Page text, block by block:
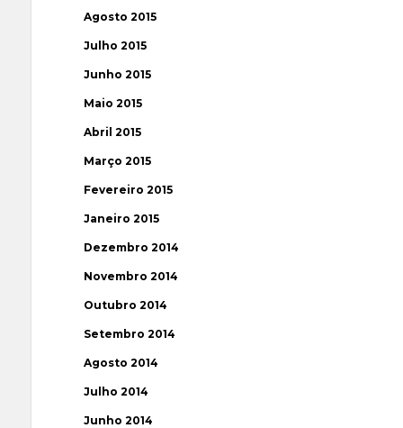
Agosto 2015
Julho 2015
Junho 2015
Maio 2015
Abril 2015
Março 2015
Fevereiro 2015
Janeiro 2015
Dezembro 2014
Novembro 2014
Outubro 2014
Setembro 2014
Agosto 2014
Julho 2014
Junho 2014